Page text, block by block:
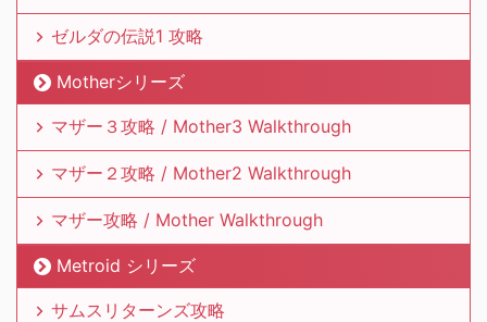
ゼルダの伝説1 攻略
Motherシリーズ
マザー３攻略 / Mother3 Walkthrough
マザー２攻略 / Mother2 Walkthrough
マザー攻略 / Mother Walkthrough
Metroid シリーズ
サムスリターンズ攻略